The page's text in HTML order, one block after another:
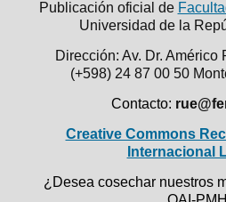
Publicación oficial de
Universidad de la
Dirección: Av. Dr. Américo
(+598) 24 87 00 50
Contacto:
Creative Commons
Internacional
¿Desea cosechar nuestros